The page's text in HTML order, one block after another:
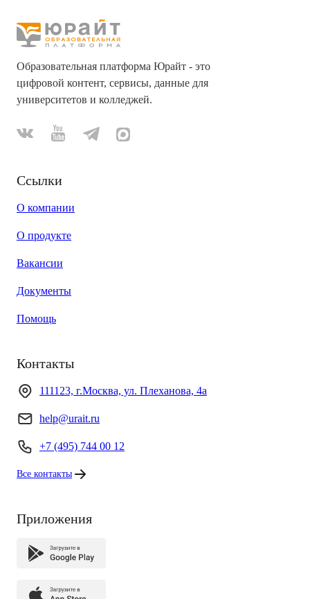
Образовательная платформа Юрайт - это
цифровой контент, сервисы, данные для
университетов и колледжей.
Ссылки
О компании
О продукте
Вакансии
Документы
Помощь
Контакты
111123, г.Москва, ул. Плеханова, 4а
help@urait.ru
+7 (495) 744 00 12
Все контакты
Приложения